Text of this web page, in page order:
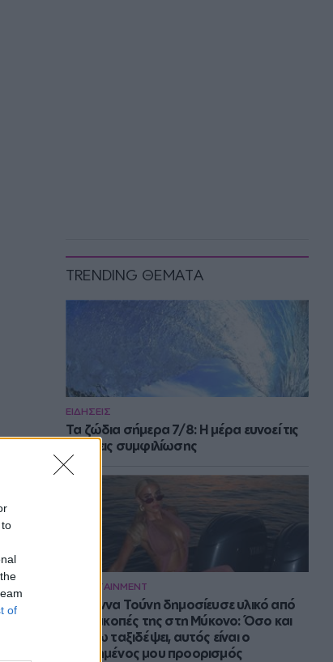
of
TRENDING ΘΕΜΑΤΑ
ΕΙΔΗΣΕΙΣ
Τα ζώδια σήμερα 7/8: Η μέρα ευνοεί τις
κινήσεις συμφιλίωσης
ENTERTAINMENT
Η Ιωάννα Τούνη δημοσίευσε υλικό από
τις διακοπές της στη Μύκονο: Όσο και
αν έχω ταξιδέψει, αυτός είναι ο
αγαπημένος μου προορισμός